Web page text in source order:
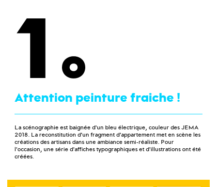
1
Attention peinture fraiche !
La scénographie est baignée d'un bleu électrique, couleur des JEMA
2018. La reconstitution d'un fragment d'appartement met en scène les
créations des artisans dans une ambiance semi-réaliste. Pour
l'occasion, une série d'affiches typographiques et d'illustrations ont été
créées.